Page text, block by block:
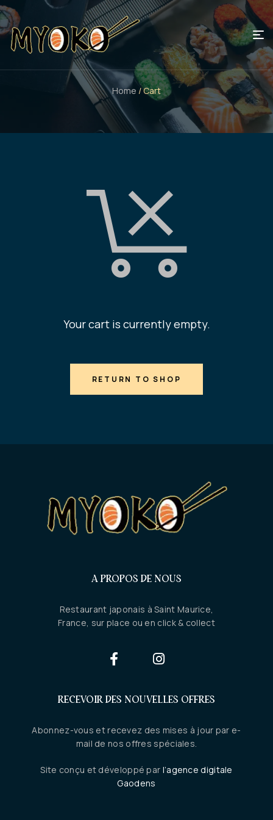
Home / Cart
Your cart is currently empty.
RETURN TO SHOP
A PROPOS DE NOUS
Restaurant japonais à Saint Maurice,
France, sur place ou en click & collect
RECEVOIR DES NOUVELLES OFFRES
Abonnez-vous et recevez des mises à jour par e-
mail de nos offres spéciales.
Site conçu et développé par l’agence digitale
Gaodens